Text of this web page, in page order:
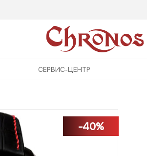
СЕРВИС-ЦЕНТР
-40%